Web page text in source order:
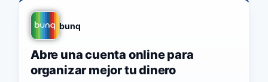
bunq
Abre una cuenta online para
organizar mejor tu dinero